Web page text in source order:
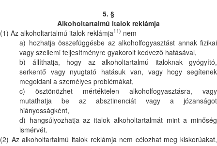
5. §
Alkoholtartalmú italok reklámja
(1) Az alkoholtartalmú italok reklámja11) nem
a) hozhatja összefüggésbe az alkoholfogyasztást annak fizikai
vagy szellemi teljesítményre gyakorolt kedvező hatásával,
b) állíthatja, hogy az alkoholtartalmú italoknak gyógyító,
serkentő vagy nyugtató hatásuk van, vagy hogy segítenek
megoldani a személyes problémákat,
c) ösztönözhet mértéktelen alkoholfogyasztásra, vagy
mutathatja be az absztinenciát vagy a józanságot
hiányosságként,
d) hangsúlyozhatja az italok alkoholtartalmát mint a minőség
ismérvét.
(2) Az alkoholtartalmú italok reklámja nem célozhat meg kiskorúakat,